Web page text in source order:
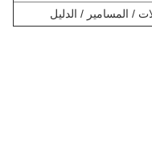
/ المسامير / الدليل